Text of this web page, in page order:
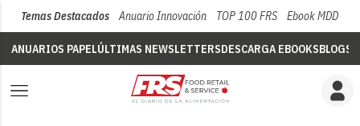
Temas Destacados Anuario Innovación TOP 100 FRS Ebook MDD
ANUARIOS PAPELÚLTIMAS NEWSLETTERSDESCARGA EBOOKSBLOGS